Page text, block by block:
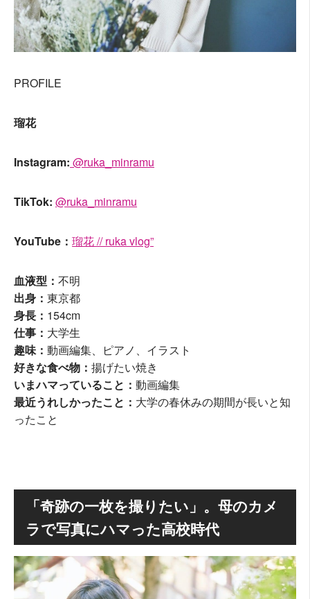
PROFILE
瑠花
Instagram: @ruka_minramu
TikTok: @ruka_minramu
YouTube： 瑠花 // ruka vlog”
血液型： 不明
出身： 東京都
身長： 154cm
仕事： 大学生
趣味： 動画編集、ピアノ、イラスト
好きな食べ物： 揚げたい焼き
いまハマっていること： 動画編集
最近うれしかったこと： 大学の春休みの期間が長いと知
ったこと
「奇跡の一枚を撮りたい」。母のカメ
ラで写真にハマった高校時代